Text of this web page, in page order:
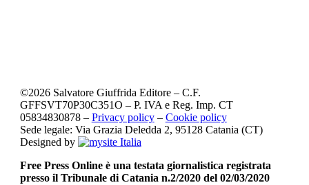
©2026Salvatore Giuffrida Editore – C.F.
GFFSVT70P30C351O – P. IVA e Reg. Imp. CT
05834830878 – Privacy policy– Cookie policy
Sede legale: Via Grazia Deledda 2, 95128 Catania (CT)
Designed by
Free Press Online è una testata giornalistica registrata
presso il Tribunale di Catania n.2/2020 del 02/03/2020